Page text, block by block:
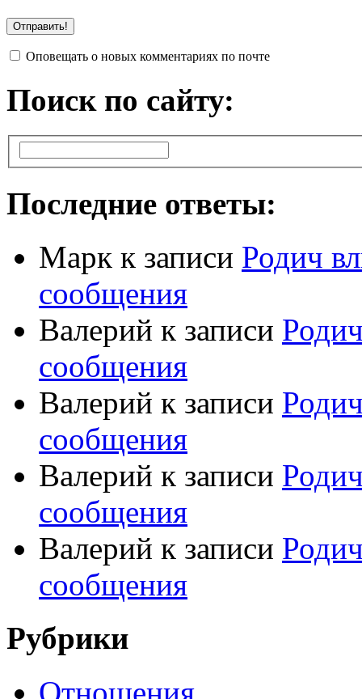
Оповещать о новых комментариях по почте
Поиск по сайту:
Последние ответы:
Марк к записи Родич
сообщения
Валерий к записи
сообщения
Валерий к записи
сообщения
Валерий к записи
сообщения
Валерий к записи
сообщения
Рубрики
Отношения